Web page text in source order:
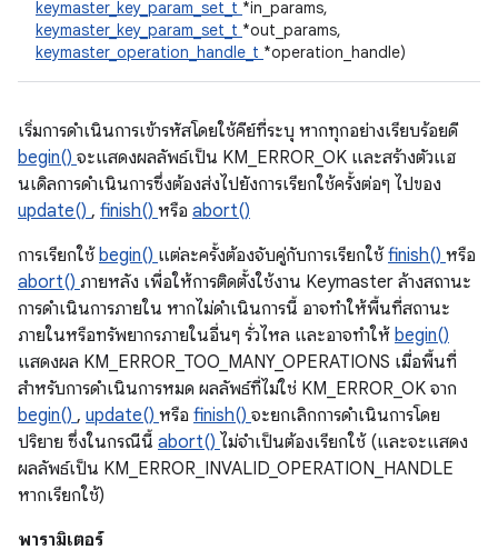
keymaster_key_param_set_t *in_params,
keymaster_key_param_set_t *out_params,
keymaster_operation_handle_t *operation_handle)
เริ่มการดำเนินการเข้ารหัสโดยใช้คีย์ที่ระบุ หากทุกอย่างเรียบร้อยดี
begin() จะแสดงผลลัพธ์เป็น KM_ERROR_OK และสร้างตัวแฮ
นเดิลการดำเนินการซึ่งต้องส่งไปยังการเรียกใช้ครั้งต่อๆ ไปของ
update() , finish() หรือ abort()
การเรียกใช้ begin() แต่ละครั้งต้องจับคู่กับการเรียกใช้ finish() หรือ
abort() ภายหลัง เพื่อให้การติดตั้งใช้งาน Keymaster ล้างสถานะ
การดำเนินการภายใน หากไม่ดำเนินการนี้ อาจทำให้พื้นที่สถานะ
ภายในหรือทรัพยากรภายในอื่นๆ รั่วไหล และอาจทำให้ begin()
แสดงผล KM_ERROR_TOO_MANY_OPERATIONS เมื่อพื้นที่
สำหรับการดำเนินการหมด ผลลัพธ์ที่ไม่ใช่ KM_ERROR_OK จาก
begin() , update() หรือ finish() จะยกเลิกการดำเนินการโดย
ปริยาย ซึ่งในกรณีนี้ abort() ไม่จําเป็นต้องเรียกใช้ (และจะแสดง
ผลลัพธ์เป็น KM_ERROR_INVALID_OPERATION_HANDLE
หากเรียกใช้)
พารามิเตอร์